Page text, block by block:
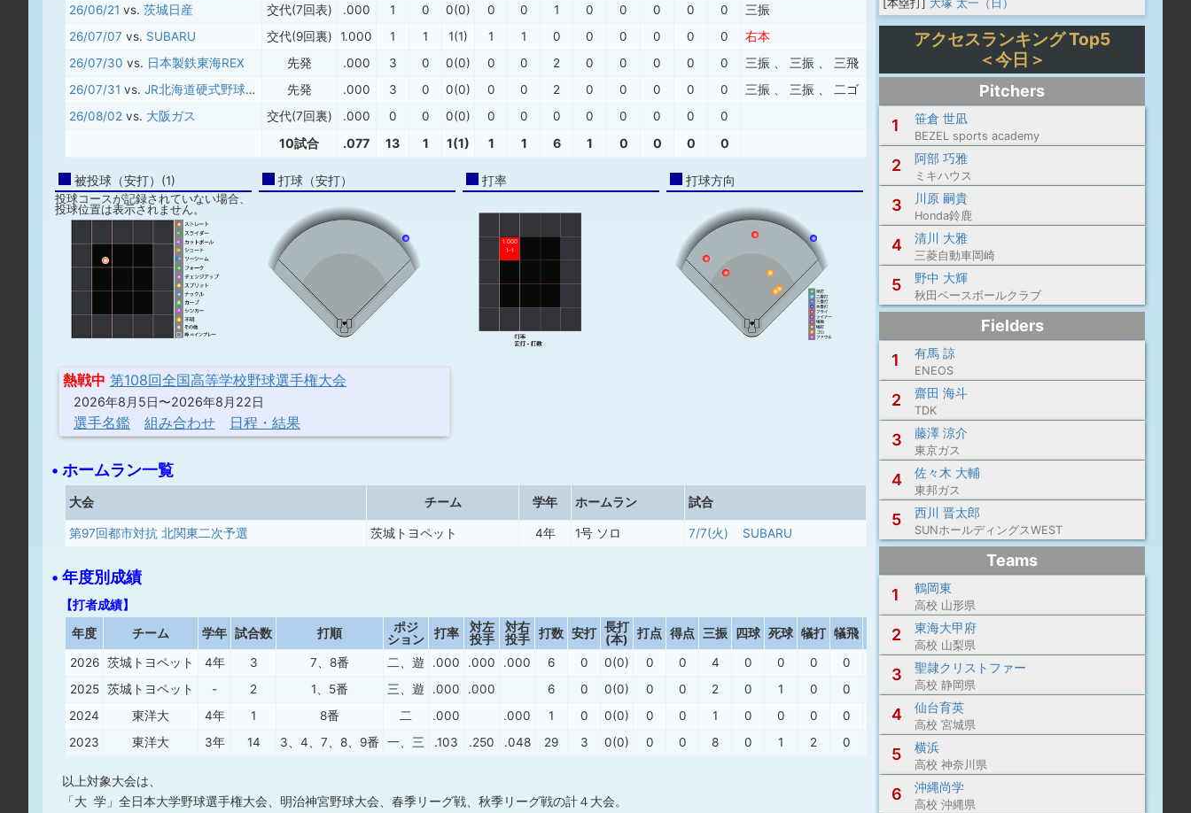
26/06/21 vs. 茨城日産 交代(7回表) .000 1 0 0(0) 0 0 1 0 0 0 0 0
三振
26/07/07 vs. SUBARU 交代(9回裏) 1.000 1 1 1(1) 1 1 0 0 0 0 0 0
右本
26/07/30 vs. 日本製鉄東海REX 先発 .000 3 0 0(0) 0 0 2 0 0 0 0 0 三振 三振
三飛
26/07/31 vs. JR北海道硬式野球クラブ 先発 .000 3 0 0(0) 0 0 2 0 0 0 0 0 三振 三振
二ゴ
26/08/02 vs. 大阪ガス 交代(7回裏) .000 0 0 0(0) 0 0 0 0 0 0 0 0
10試合 .077 13 1 1(1) 1 1 6 1 0 0 0 0
被投球（安打）(1)
投球コースが記録されていない場合、
投球位置は表示されません。
打球（安打） 打率
1.000
1-1
打球方向
熱戦中 第108回全国高等学校野球選手権大会
2026年8月5日〜2026年8月22日
選手名鑑 組み合わせ 日程・結果
• ホームラン一覧
大会 チーム 学年 ホームラン 試合
第97回都市対抗 北関東二次予選 茨城トヨペット 4年 1号 ソロ 7/7(火) SUBARU
• 年度別成績
【打者成績】
年度 チーム 学年 試合数 打順
ポジ
ション
打率
対左
投手
対右
投手
打数 安打 長打
(本)
打点 得点 三振 四球 死球 犠打 犠飛 盗塁死 失策
2026 茨城トヨペット 4年 3 7、8番 二、遊 .000 .000 .000 6 0 0(0) 0 0 4 0 0 0 0 0 0 .000
2025 茨城トヨペット - 2 1、5番 三、遊 .000 .000 6 0 0(0) 0 0 2 0 1 0 0 0 1
2024
東洋大 4年 1 8番 二 .000 .000 1 0 0(0) 0 0 1 0 0 0 0 0 0
2023
東洋大 3年 14 3、4、7、8、9番 一、三 .103 .250 .048 29 3 0(0) 0 0 8 0 1 2 0 0
以上対象大会は、
「大 学」全日本大学野球選手権大会、明治神宮野球大会、春季リーグ戦、秋季リーグ戦の計４大会。
アクセスランキング Top5
＜今日＞
Pitchers
1
笹倉 世凪
BEZEL sports academy
2 阿部 巧雅
ミキハウス
3 川原 嗣貴
Honda鈴鹿
4 清川 大雅
三菱自動車岡崎
5 野中 大輝
秋田ベースボールクラブ
Fielders
1
有馬 諒
ENEOS
2 齋田 海斗
TDK
3 藤澤 涼介
東京ガス
4 佐々木 大輔
東邦ガス
5 西川 晋太郎
SUNホールディングスWEST
Teams
1
鶴岡東
高校 山形県
2 東海大甲府
高校 山梨県
3 聖隷クリストファー
高校 静岡県
4 仙台育英
高校 宮城県
5 横浜
高校 神奈川県
6 沖縄尚学
高校 沖縄県